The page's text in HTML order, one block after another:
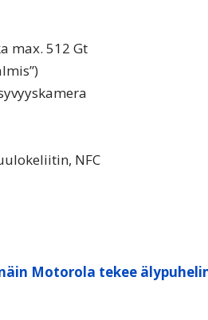
max. 512 Gt
NFC
Motorola tekee